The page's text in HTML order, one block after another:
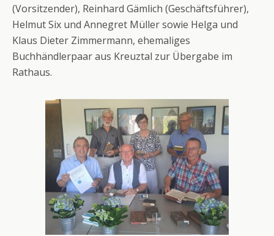
(Vorsitzender), Reinhard Gämlich (Geschäftsführer),
Helmut Six und Annegret Müller sowie Helga und
Klaus Dieter Zimmermann, ehemaliges
Buchhändlerpaar aus Kreuztal zur Übergabe im
Rathaus.